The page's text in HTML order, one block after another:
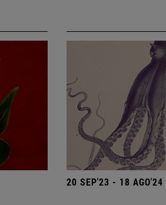
20 SEP'23 - 18 AGO'24